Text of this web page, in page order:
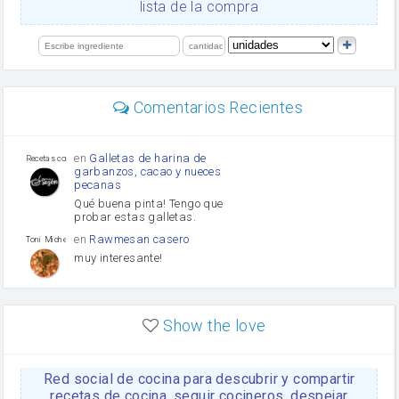
limón
lista de la compra
Comentarios Recientes
Recetas con sazon
en Galletas de harina de
garbanzos, cacao y nueces
pecanas
Qué buena pinta! Tengo que
probar estas galletas.
Toni Michel Caubet
en Rawmesan casero
muy interesante!
enLasaña casera fácil y
HOJALDROSA TV
enGachas de la abuela
Rosa
Show the love
Red social de cocina para descubrir y compartir